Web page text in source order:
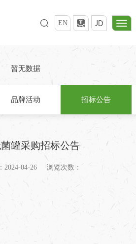
EN
暂无数据
品牌活动 招标公告
罐采购招标公告
2024-04-26 浏览次数：